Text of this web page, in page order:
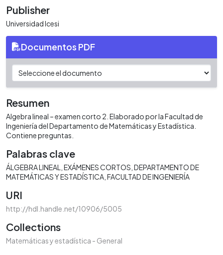
Publisher
Universidad Icesi
Documentos PDF
Resumen
Algebra lineal – examen corto 2. Elaborado por la Facultad de
Ingeniería del Departamento de Matemáticas y Estadística.
Contiene preguntas.
Palabras clave
ÁLGEBRA LINEAL EXÁMENES CORTOS DEPARTAMENTO DE
MATEMÁTICAS Y ESTADÍSTICA FACULTAD DE INGENIERÍA
URI
http://hdl.handle.net/10906/5005
Collections
Matemáticas y estadística - General